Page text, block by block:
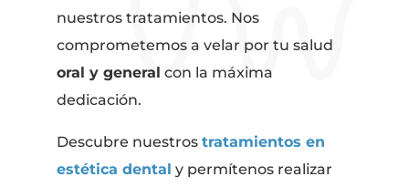
nuestros tratamientos. Nos
comprometemos a velar por tu salud
oral y general con la máxima
dedicación.
Descubre nuestros tratamientos en
estética dental y permítenos realizar